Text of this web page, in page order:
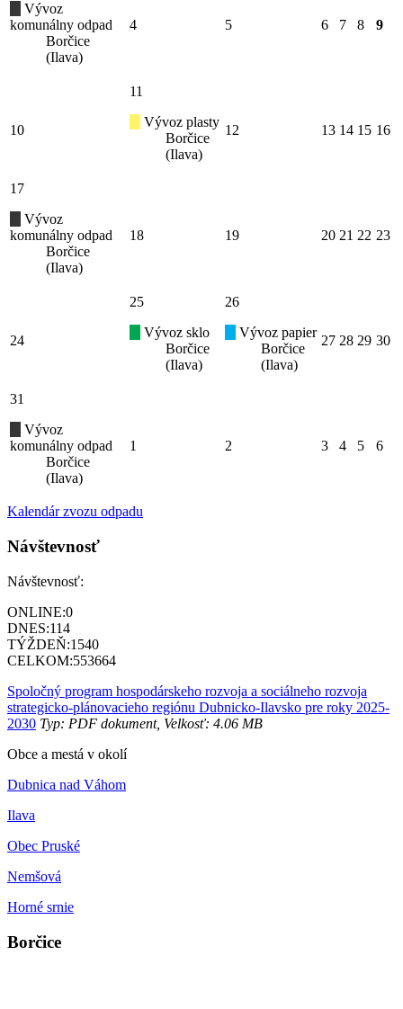
Vývoz
komunálny odpad
Borčice
(Ilava)
4 5 6 7 8 9
10
11
Vývoz plasty
Borčice
(Ilava)
12 13 14 15 16
17
Vývoz
komunálny odpad
Borčice
(Ilava)
18 19 20 21 22 23
24
25
Vývoz sklo
Borčice
(Ilava)
26
Vývoz papier
Borčice
(Ilava)
27 28 29 30
31
Vývoz
komunálny odpad
Borčice
(Ilava)
1 2 3 4 5 6
Kalendár zvozu odpadu
Návštevnosť
Návštevnosť:
ONLINE:0
DNES:114
TÝŽDEŇ:1540
CELKOM:553664
Spoločný program hospodárskeho rozvoja a sociálneho rozvoja
strategicko-plánovacieho regiónu Dubnicko-Ilavsko pre roky 2025-
2030 Typ: PDF dokument, Velkosť: 4.06 MB
Obce a mestá v okolí
Dubnica nad Váhom
Ilava
Obec Pruské
Nemšová
Horné srnie
Borčice